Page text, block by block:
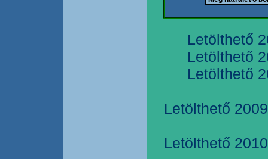
Letölthető
Letölthető
Letölthető
Letölthető
Letölthető